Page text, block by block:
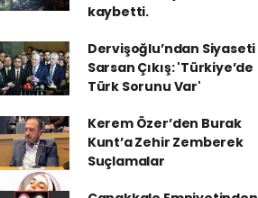
kaybetti.
Dervişoğlu’ndan Siyaseti
Sarsan Çıkış: 'Türkiye’de
Türk Sorunu Var'
Kerem Özer’den Burak
Kunt’a Zehir Zemberek
Suçlamalar